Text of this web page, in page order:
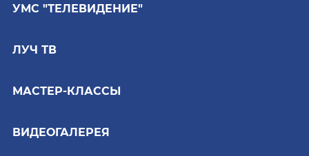
УМС "ТЕЛЕВИДЕНИЕ"
ЛУЧ ТВ
МАСТЕР-КЛАССЫ
ВИДЕОГАЛЕРЕЯ